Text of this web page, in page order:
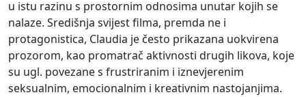
u istu razinu s prostornim odnosima unutar kojih se
nalaze. Središnja svijest filma, premda ne i
protagonistica, Claudia je često prikazana uokvirena
prozorom, kao promatrač aktivnosti drugih likova, koje
su ugl. povezane s frustriranim i iznevjerenim
seksualnim, emocionalnim i kreativnim nastojanjima.